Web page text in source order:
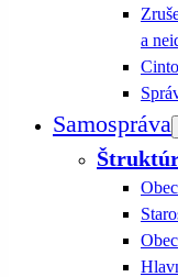
a
Samospráva